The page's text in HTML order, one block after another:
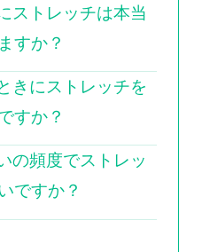
ストレッチは本当
すか？
きにストレッチを
すか？
の頻度でストレッ
ですか？